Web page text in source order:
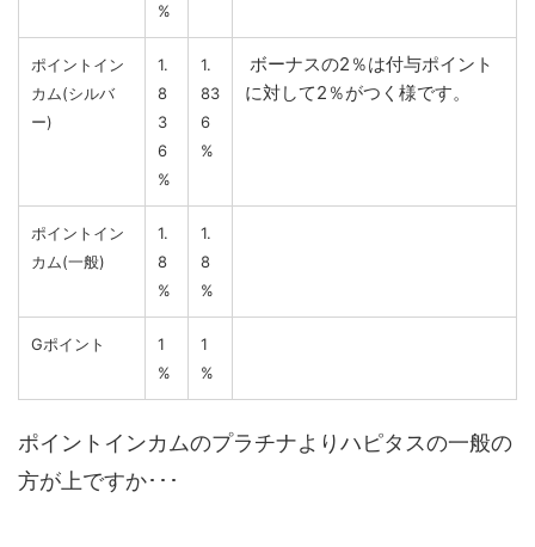
%
ポイントイン
カム(シルバ
ー)
1.
8
3
6
%
1.
83
6
%
ボーナスの2％は付与ポイント
に対して2％がつく様です。
ポイントイン
カム(一般)
1.
8
%
1.
8
%
Gポイント
1
%
1
%
ポイントインカムのプラチナよりハピタスの一般の
方が上ですか･･･